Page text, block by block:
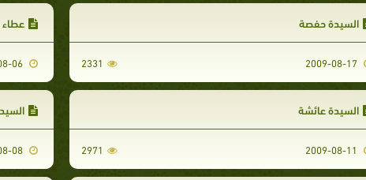
السيدة حفصة
2331
عطاء
2009-08-06
السيدة عائشة
2971
2009-08-08